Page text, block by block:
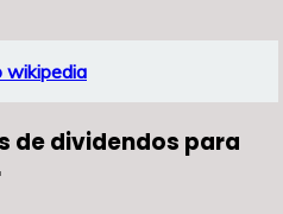
wikipedia
de dividendos para